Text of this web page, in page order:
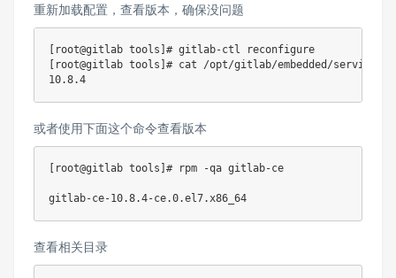
重新加载配置，查看版本，确保没问题
[root@gitlab tools]# gitlab-ctl reconfigure        #重新加
[root@gitlab tools]# cat /opt/gitlab/embedded/service/
或者使用下面这个命令查看版本
[root@gitlab tools]# rpm -qa gitlab-ce
查看相关目录